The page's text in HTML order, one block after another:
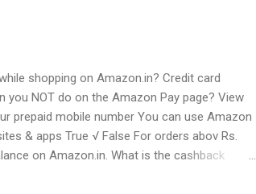
shopping on Amazon.in? Credit card
NOT do on the Amazon Pay page? View
prepaid mobile number You can use Amazon
& apps True √ False For orders abov Rs.
on Amazon.in. What is the cashback